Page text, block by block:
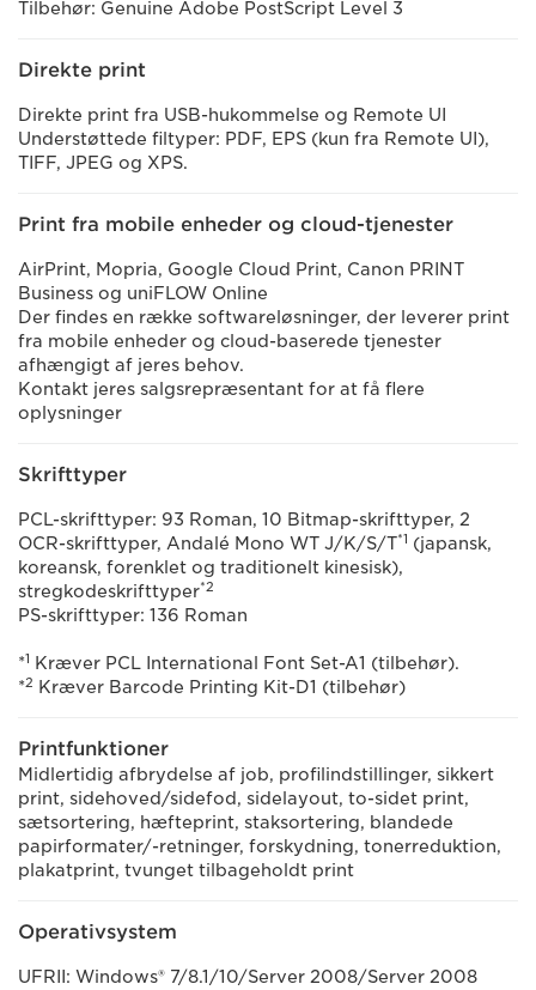
Tilbehør: Genuine Adobe PostScript Level 3
Direkte print
Direkte print fra USB-hukommelse og Remote UI
Understøttede filtyper: PDF, EPS (kun fra Remote UI),
TIFF, JPEG og XPS.
Print fra mobile enheder og cloud-tjenester
AirPrint, Mopria, Google Cloud Print, Canon PRINT
Business og uniFLOW Online
Der findes en række softwareløsninger, der leverer print
fra mobile enheder og cloud-baserede tjenester
afhængigt af jeres behov.
Kontakt jeres salgsrepræsentant for at få flere
oplysninger
Skrifttyper
PCL-skrifttyper: 93 Roman, 10 Bitmap-skrifttyper, 2
OCR-skrifttyper, Andalé Mono WT J/K/S/T*1 (japansk,
koreansk, forenklet og traditionelt kinesisk),
stregkodeskrifttyper*2
PS-skrifttyper: 136 Roman
*1 Kræver PCL International Font Set-A1 (tilbehør).
*2 Kræver Barcode Printing Kit-D1 (tilbehør)
Printfunktioner
Midlertidig afbrydelse af job, profilindstillinger, sikkert
print, sidehoved/sidefod, sidelayout, to-sidet print,
sætsortering, hæfteprint, staksortering, blandede
papirformater/-retninger, forskydning, tonerreduktion,
plakatprint, tvunget tilbageholdt print
Operativsystem
UFRII: Windows® 7/8.1/10/Server 2008/Server 2008